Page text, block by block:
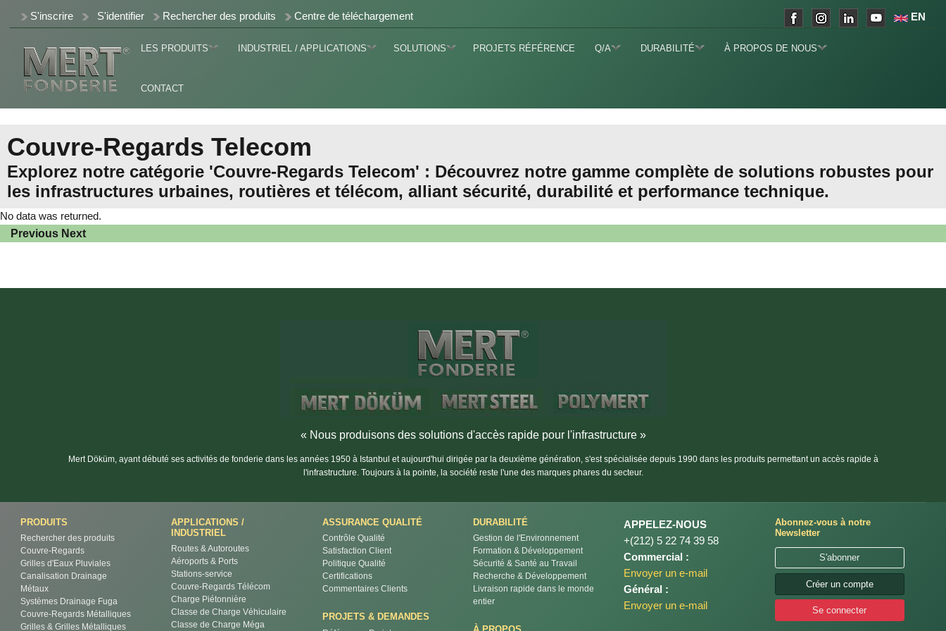
S'inscrire S'identifier Rechercher des produits Centre de téléchargement EN
LES PRODUITS INDUSTRIEL / APPLICATIONS SOLUTIONS PROJETS RÉFÉRENCE Q/A DURABILITÉ À PROPOS DE NOUS
CONTACT
Couvre-Regards Telecom
Explorez notre catégorie 'Couvre-Regards Telecom' : Découvrez notre gamme complète de solutions robustes pour
les infrastructures urbaines, routières et télécom, alliant sécurité, durabilité et performance technique.
No data was returned.
Previous Next
« Nous produisons des solutions d'accès rapide pour l'infrastructure »
Mert Döküm, ayant débuté ses activités de fonderie dans les années 1950 à Istanbul et aujourd'hui dirigée par la deuxième génération, s'est spécialisée depuis 1990 dans les produits permettant un accès rapide à
l'infrastructure. Toujours à la pointe, la société reste l'une des marques phares du secteur.
PRODUITS
Rechercher des produits
Couvre-Regards
Grilles d'Eaux Pluviales
Canalisation Drainage
Métaux
Systèmes Drainage Fuga
Couvre-Regards Métalliques
Grilles & Grilles Métalliques
APPLICATIONS /
INDUSTRIEL
Routes & Autoroutes
Aéroports & Ports
Stations-service
Couvre-Regards Télécom
Charge Piétonnière
Classe de Charge Véhiculaire
Classe de Charge Méga
ASSURANCE QUALITÉ
Contrôle Qualité
Satisfaction Client
Politique Qualité
Certifications
Commentaires Clients
PROJETS & DEMANDES
DURABILITÉ
Gestion de l'Environnement
Formation & Développement
Sécurité & Santé au Travail
Recherche & Développement
Livraison rapide dans le monde
entier
APPELEZ-NOUS
+(212) 5 22 74 39 58
Commercial :
Envoyer un e-mail
Général :
Envoyer un e-mail
Abonnez-vous à notre
Newsletter
S'abonner
Créer un compte
Se connecter